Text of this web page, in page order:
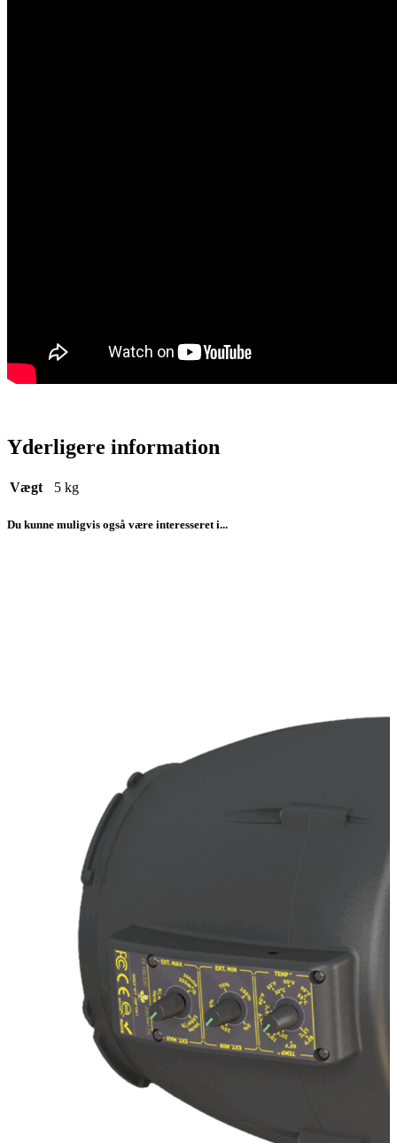
Yderligere information
Vægt 5 kg
Du kunne muligvis også være interesseret i...